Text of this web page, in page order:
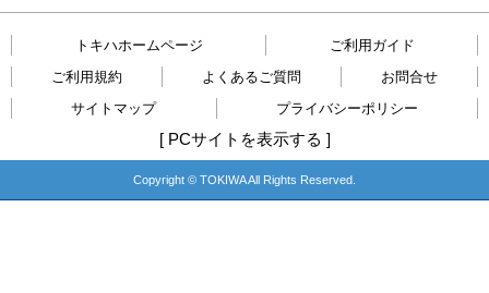
トキハホームページ
ご利用ガイド
ご利用規約
よくあるご質問
お問合せ
サイトマップ
プライバシーポリシー
[ PCサイトを表示する ]
Copyright © TOKIWA All Rights Reserved.